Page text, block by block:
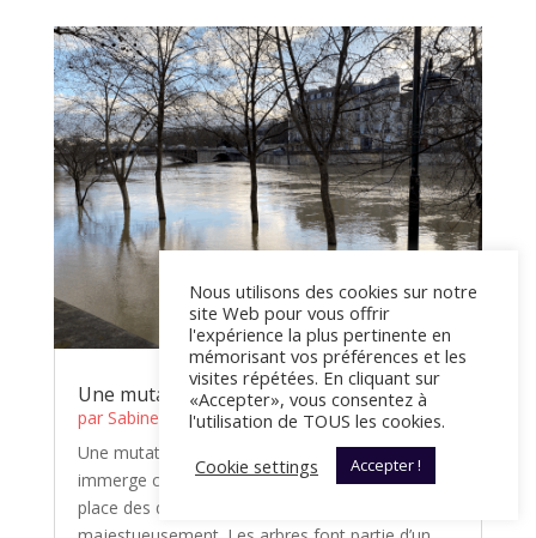
Une mutation cachée…
par Sabine Henrichfreise
Une mutation cachée … La Seine déborde et
immerge ce que nous voyons d’habitude : à la
place des quais, l’eau de la Seine s'étale
Nous utilisons des cookies sur notre
site Web pour vous offrir
l'expérience la plus pertinente en
mémorisant vos préférences et les
visites répétées. En cliquant sur
«Accepter», vous consentez à
l'utilisation de TOUS les cookies.
Cookie settings
Accepter !